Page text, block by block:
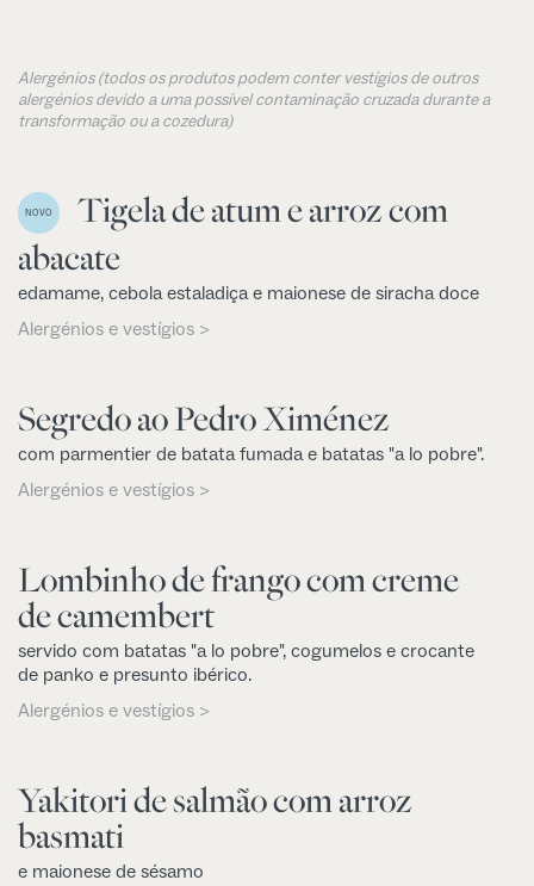
Alergénios (todos os produtos podem conter vestígios de outros
alergénios devido a uma possível contaminação cruzada durante a
transformação ou a cozedura)
NOVO
Tigela de atum e arroz com
abacate
edamame, cebola estaladiça e maionese de siracha doce
Alergénios e vestígios >
Segredo ao Pedro Ximénez
com parmentier de batata fumada e batatas "a lo pobre".
Alergénios e vestígios >
Lombinho de frango com creme
de camembert
servido com batatas "a lo pobre", cogumelos e crocante
de panko e presunto ibérico.
Alergénios e vestígios >
Yakitori de salmão com arroz
basmati
e maionese de sésamo